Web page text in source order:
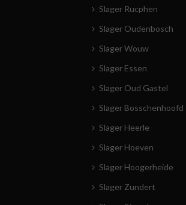
Slager Rucphen
Slager Oudenbosch
Slager Wouw
Slager Essen
Slager Oud Gastel
Slager Bosschenhoofd
Slager Heerle
Slager Hoeven
Slager Hoogerheide
Slager Zundert